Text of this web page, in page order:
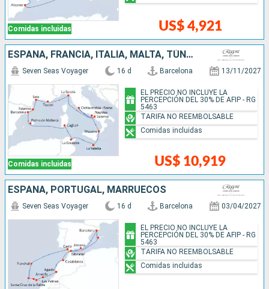
Comidas incluidas US$ 4,921
ESPAÑA, FRANCIA, ITALIA, MALTA, TÚNEZ
Comidas incluidas
Seven Seas Voyager 16 d Barcelona 13/11/2027
US$ 10,919
EL PRECIO NO INCLUYE LA
PERCEPCIÓN DEL 30% DE AFIP - RG
5463
TARIFA NO REEMBOLSABLE
Comidas incluidas
ESPAÑA, PORTUGAL, MARRUECOS
Seven Seas Voyager 16 d Barcelona 03/04/2027
EL PRECIO NO INCLUYE LA
PERCEPCIÓN DEL 30% DE AFIP - RG
5463
TARIFA NO REEMBOLSABLE
Comidas incluidas